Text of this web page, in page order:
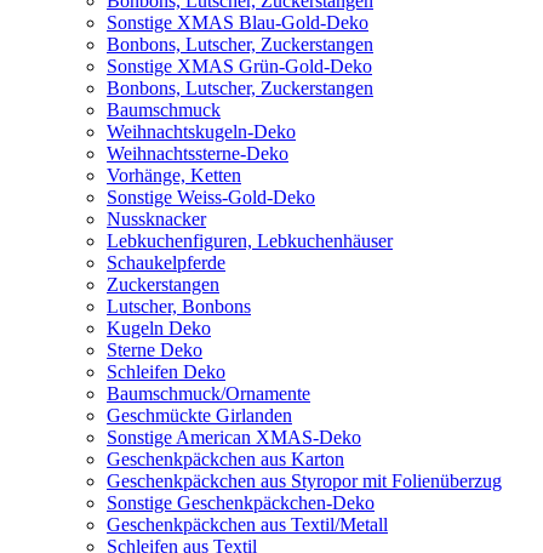
Sonstige XMAS Blau-Gold-Deko
Bonbons, Lutscher, Zuckerstangen
Sonstige XMAS Grün-Gold-Deko
Bonbons, Lutscher, Zuckerstangen
Baumschmuck
Weihnachtskugeln-Deko
Weihnachtssterne-Deko
Vorhänge, Ketten
Sonstige Weiss-Gold-Deko
Nussknacker
Lebkuchenfiguren, Lebkuchenhäuser
Schaukelpferde
Zuckerstangen
Lutscher, Bonbons
Kugeln Deko
Sterne Deko
Schleifen Deko
Baumschmuck/Ornamente
Geschmückte Girlanden
Sonstige American XMAS-Deko
Geschenkpäckchen aus Karton
Geschenkpäckchen aus Styropor mit Folienüberzug
Sonstige Geschenkpäckchen-Deko
Geschenkpäckchen aus Textil/Metall
Schleifen aus Textil